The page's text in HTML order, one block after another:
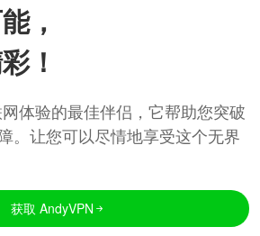
，
！
体验的最佳伴侣，它帮助您突破
。让您可以尽情地享受这个无界
获取 AndyVPN